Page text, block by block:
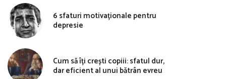
6 sfaturi motivaționale pentru
depresie
Cum să îți crești copiii: sfatul dur,
dar eficient al unui bătrân evreu